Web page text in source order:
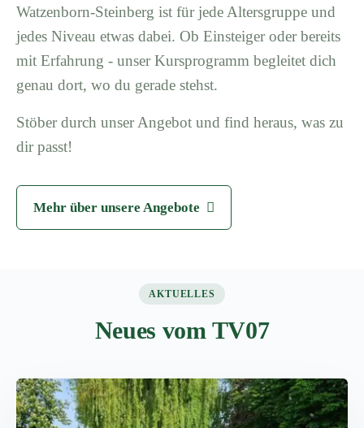
Watzenborn-Steinberg ist für jede Altersgruppe und
jedes Niveau etwas dabei. Ob Einsteiger oder bereits
mit Erfahrung - unser Kursprogramm begleitet dich
genau dort, wo du gerade stehst.
Stöber durch unser Angebot und find heraus, was zu
dir passt!
Mehr über unsere Angebote
AKTUELLES
Neues vom TV07